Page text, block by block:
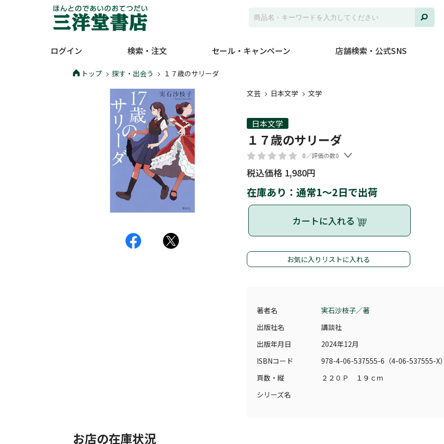
ログイン 検索・注文 セール・キャンペーン 店舗検索・公式SNS
トップ 探す・出会う
１７歳のサリーダ
文芸
日本文学 文学
日本文学
１７歳のサリーダ
0／評価の数0
税込価格 1,980円
在庫あり：通常1～2日で出荷
カートに入れる
お気に入りリストに入れる
著者名
実石沙枝子／著
出版社名
講談社
出版年月日
2024年12月
ISBNコード
978-4-06-537555-6（4-06-537555-X
頁数・縦
２２０Ｐ １９ｃｍ
シリーズ名
お店の在庫状況